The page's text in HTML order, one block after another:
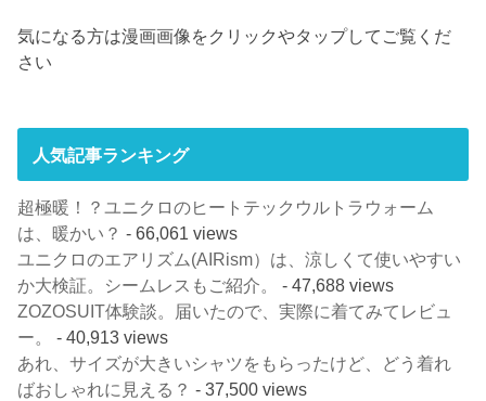
気になる方は漫画画像をクリックやタップしてご覧くだ
さい
人気記事ランキング
超極暖！？ユニクロのヒートテックウルトラウォーム
は、暖かい？ - 66,061 views
ユニクロのエアリズム(AIRism）は、涼しくて使いやすい
か大検証。シームレスもご紹介。
- 47,688 views
ZOZOSUIT体験談。届いたので、実際に着てみてレビュ
ー。
- 40,913 views
あれ、サイズが大きいシャツをもらったけど、どう着れ
ばおしゃれに見える？ - 37,500 views